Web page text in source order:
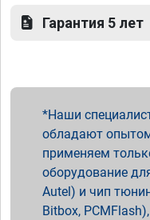
Гарантия 5 лет
Наши
обладают
применяем
оборудование
Autel) и чип
Bitbox,